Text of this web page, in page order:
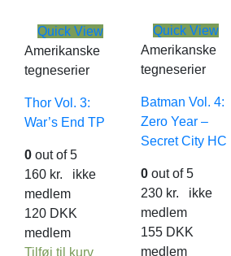
Quick View
Amerikanske
tegneserier
Thor Vol. 3:
War’s End TP
0 out of 5
160 kr. ikke
medlem
120 DKK
medlem
Tilføj til kurv
Quick View
Amerikanske
tegneserier
Batman Vol. 4:
Zero Year –
Secret City HC
0out of 5
230 kr. ikke
medlem
155 DKK
medlem